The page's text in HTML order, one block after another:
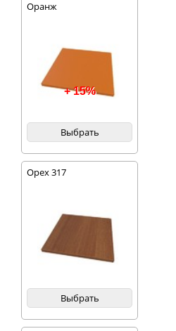
Оранж
+ 15%
Выбрать
Орех 317
Выбрать